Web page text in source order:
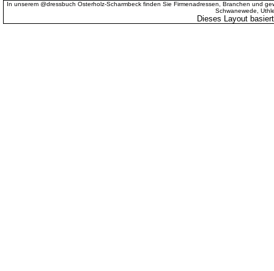
In unserem @dressbuch Osterholz-Scharmbeck finden Sie Firmenadressen, Branchen und
Schwanewede,
Dieses Layout